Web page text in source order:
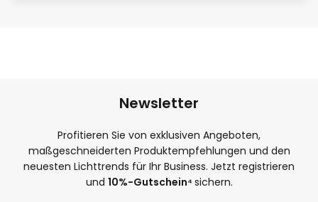
Newsletter
Profitieren Sie von exklusiven Angeboten,
maßgeschneiderten Produktempfehlungen und den
neuesten Lichttrends für Ihr Business. Jetzt registrieren
und 10%-Gutschein⁴ sichern.